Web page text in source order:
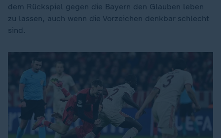
dem Rückspiel gegen die Bayern den Glauben leben
zu lassen, auch wenn die Vorzeichen denkbar schlecht
sind.